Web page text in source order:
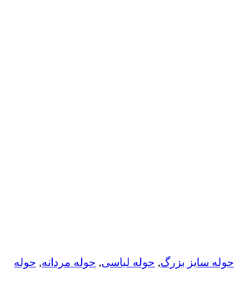
حوله سایز بزرگ, حوله لباسی, حوله مردانه, حوله